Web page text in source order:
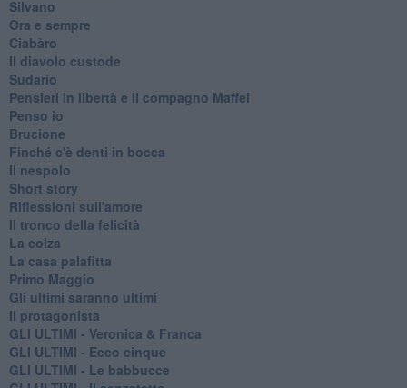
Silvano
Ora e sempre
Ciabàro
Il diavolo custode
Sudario
Pensieri in libertà e il compagno Maffei
Penso io
Brucione
Finché c'è denti in bocca
Il nespolo
Short story
Riflessioni sull'amore
Il tronco della felicità
La colza
La casa palafitta
Primo Maggio
Gli ultimi saranno ultimi
Il protagonista
GLI ULTIMI - Veronica & Franca
GLI ULTIMI - Ecco cinque
GLI ULTIMI - Le babbucce